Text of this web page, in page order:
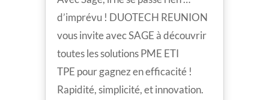
d’imprévu ! DUOTECH REUNION
vous invite avec SAGE à découvrir
toutes les solutions PME ETI
TPE pour gagnez en efficacité !
Rapidité, simplicité, et innovation.